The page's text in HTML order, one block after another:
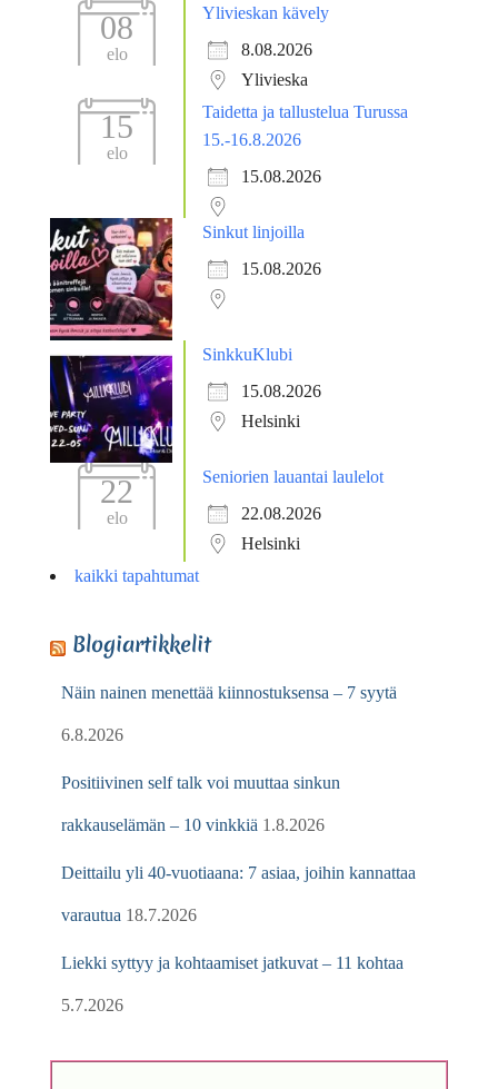
08
elo
Ylivieskan kävely
8.08.2026
Ylivieska
15
elo
Taidetta ja tallustelua Turussa
15.-16.8.2026
15.08.2026
Sinkut linjoilla
15.08.2026
SinkkuKlubi
15.08.2026
Helsinki
22
elo
Seniorien lauantai laulelot
22.08.2026
Helsinki
kaikki tapahtumat
Blogiartikkelit
Näin nainen menettää kiinnostuksensa – 7 syytä
6.8.2026
Positiivinen self talk voi muuttaa sinkun
rakkauselämän – 10 vinkkiä 1.8.2026
Deittailu yli 40-vuotiaana: 7 asiaa, joihin kannattaa
varautua 18.7.2026
Liekki syttyy ja kohtaamiset jatkuvat – 11 kohtaa
5.7.2026